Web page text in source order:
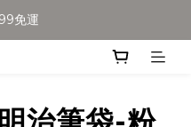
免運